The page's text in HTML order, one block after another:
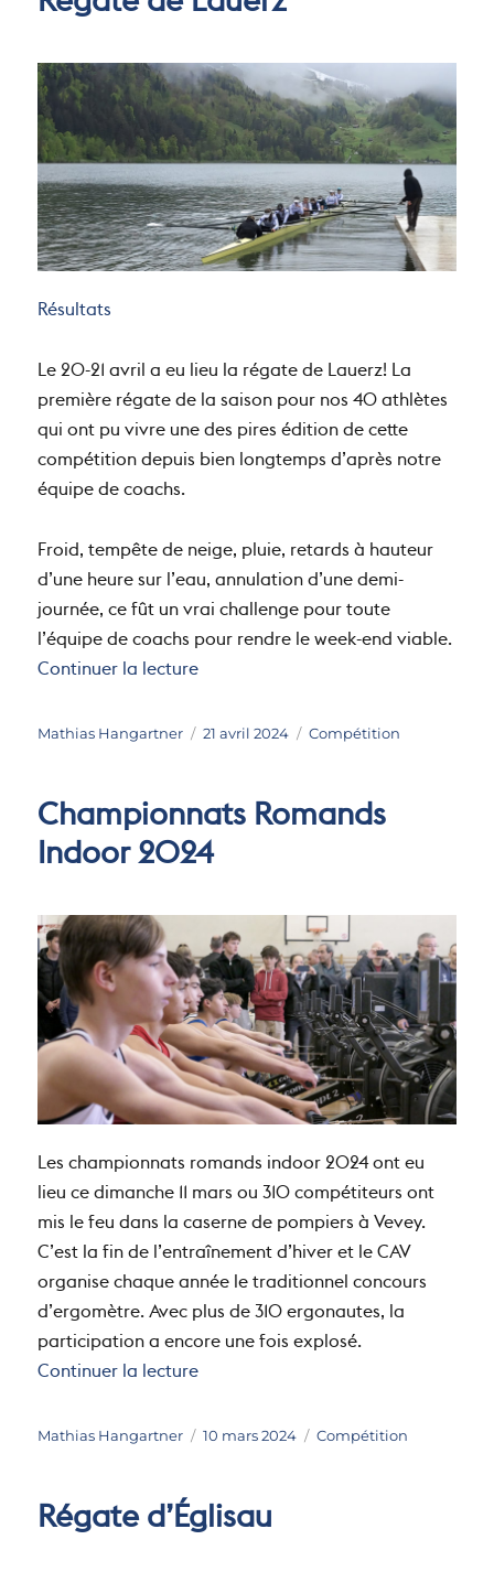
Régate de Lauerz
Résultats
Le 20-21 avril a eu lieu la régate de Lauerz! La
première régate de la saison pour nos 40 athlètes
qui ont pu vivre une des pires édition de cette
compétition depuis bien longtemps d’après notre
équipe de coachs.
Froid, tempête de neige, pluie, retards à hauteur
d’une heure sur l’eau, annulation d’une demi-
journée, ce fût un vrai challenge pour toute
l’équipe de coachs pour rendre le week-end viable.
Continuer la lecturede « Régate de Lauerz »
Auteur
Mathias Hangartner
Publié
21 avril 2024 Catégories
Compétition
Championnats Romands
Indoor 2024
Les championnats romands indoor 2024 ont eu
lieu ce dimanche 11 mars ou 310 compétiteurs ont
mis le feu dans la caserne de pompiers à Vevey.
C’est la fin de l’entraînement d’hiver et le CAV
organise chaque année le traditionnel concours
d’ergomètre. Avec plus de 310 ergonautes, la
participation a encore une fois explosé.
Continuer la lecturede « Championnats Romands
Auteur
Mathias Hangartner
Publié
10 mars 2024 Catégories
Compétition
Régate d’Églisau